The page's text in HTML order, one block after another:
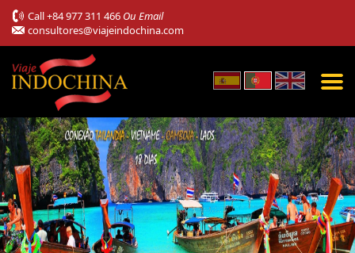
Call+84 977 311 466 Ou Email
consultores@viajeindochina.com